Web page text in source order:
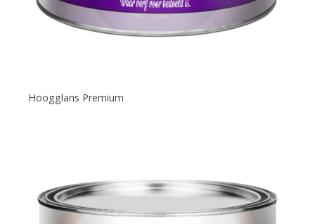
Hoogglans Premium